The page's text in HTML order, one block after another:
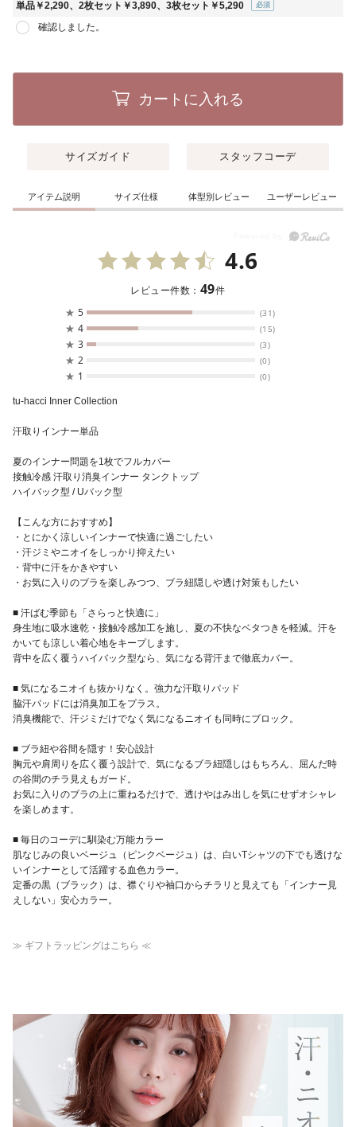
単品￥2,290、2枚セット￥3,890、3枚セット￥5,290
確認しました。
カートに入れる
サイズガイド スタッフコーデ
アイテム説明 サイズ仕様 体型別レビュー ユーザーレビュー
4.6
レビュー件数： 49件
★ 5 (31)
★ 4 (15)
★ 3 (3)
★ 2 (0)
★ 1 (0)
tu-hacci Inner Collection
汗取りインナー単品
夏のインナー問題を1枚でフルカバー
接触冷感 汗取り消臭インナー タンクトップ
ハイバック型 / Uバック型
【こんな方におすすめ】
・とにかく涼しいインナーで快適に過ごしたい
・汗ジミやニオイをしっかり抑えたい
・背中に汗をかきやすい
・お気に入りのブラを楽しみつつ、ブラ紐隠しや透け対策もしたい
■ 汗ばむ季節も「さらっと快適に」
身生地に吸水速乾・接触冷感加工を施し、夏の不快なベタつきを軽減。汗を
かいても涼しい着心地をキープします。
背中を広く覆うハイバック型なら、気になる背汗まで徹底カバー。
■ 気になるニオイも抜かりなく。強力な汗取りパッド
脇汗パッドには消臭加工をプラス。
消臭機能で、汗ジミだけでなく気になるニオイも同時にブロック。
■ ブラ紐や谷間を隠す！安心設計
胸元や肩周りを広く覆う設計で、気になるブラ紐隠しはもちろん、屈んだ時
の谷間のチラ見えもガード。
お気に入りのブラの上に重ねるだけで、透けやはみ出しを気にせずオシャレ
を楽しめます。
■ 毎日のコーデに馴染む万能カラー
肌なじみの良いベージュ（ピンクベージュ）は、白いTシャツの下でも透けな
いインナーとして活躍する血色カラー。
定番の黒（ブラック）は、襟ぐりや袖口からチラリと見えても「インナー見
えしない」安心カラー。
≫ ギフトラッピングはこちら ≪